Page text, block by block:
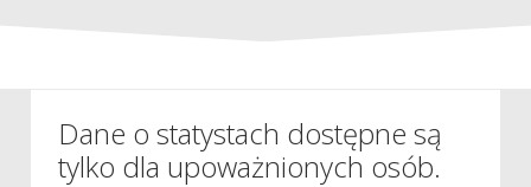
Dane o statystach dostępne są
tylko dla upoważnionych osób.